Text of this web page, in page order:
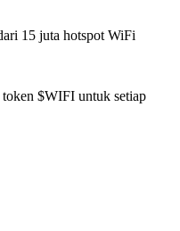
15 juta hotspot WiFi
$WIFI untuk setiap